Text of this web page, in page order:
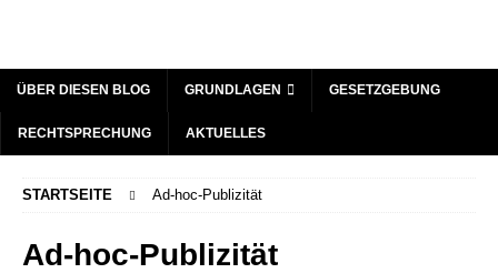
ÜBER DIESEN BLOG GRUNDLAGEN GESETZGEBUNG
RECHTSPRECHUNG AKTUELLES
STARTSEITE Ad-hoc-Publizität
Ad-hoc-Publizität